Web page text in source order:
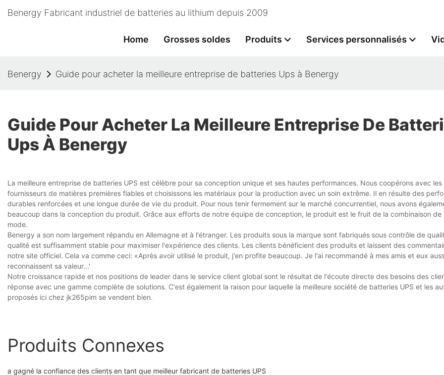
Benergy Fabricant industriel de batteries au lithium depuis 2009
Home Grosses soldes Produits Services personnalisés
Benergy Guide pour acheter la meilleure entreprise de batteries Ups à Benergy
Guide Pour Acheter La Meilleure Entreprise De
Ups À Benergy
La meilleure entreprise de batteries UPS est célèbre pour sa conception unique et ses hautes performances. Nous coopérons avec
fournisseurs de matières premières fiables et choisissons les matériaux pour la production avec un soin extrême. Il en résulte des
durables renforcées et une longue durée de vie du produit. Pour nous tenir fermement sur le marché concurrentiel, nous avons
beaucoup dans la conception du produit. Grâce aux efforts de notre équipe de conception, le produit est le fruit de la combinaison de
mode.
Benergy a son nom largement répandu en Allemagne et à l'étranger. Les produits sous la marque sont fabriqués sous contrôle de
qualité est suffisamment stable pour maximiser l'expérience des clients. Les clients bénéficient des produits et laissent des
notre site officiel. Cela va comme ceci: «Après avoir utilisé le produit, j'en profite beaucoup. Je l'ai recommandé à mes amis et eux
reconnaissent sa valeur...'
Notre croissance rapide et nos positions de leader dans le service client global sont le résultat de l'écoute directe des besoins des
réponse avec une gamme complète de solutions. C'est également la raison pour laquelle la meilleure société de batteries UPS et les
proposés ici chez jk265pim se vendent bien.
Produits Connexes
a gagné la confiance des clients en tant que meilleur fabricant de batteries UPS